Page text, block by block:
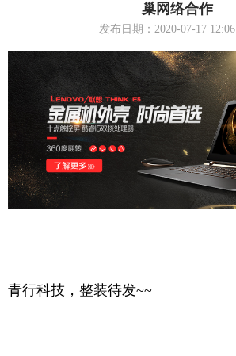
巢网络合作
发布日期：2020-07-17 12:06
青行科技，整装待发~~